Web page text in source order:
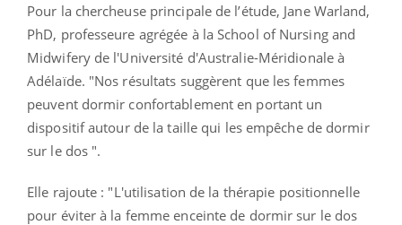
Pour la chercheuse principale de l’étude, Jane Warland,
PhD, professeure agrégée à la School of Nursing and
Midwifery de l'Université d'Australie-Méridionale à
Adélaïde. "Nos résultats suggèrent que les femmes
peuvent dormir confortablement en portant un
dispositif autour de la taille qui les empêche de dormir
sur le dos ".
Elle rajoute : "L'utilisation de la thérapie positionnelle
pour éviter à la femme enceinte de dormir sur le dos